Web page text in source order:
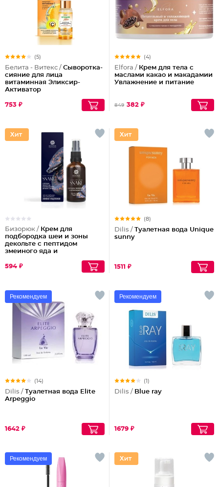
(5)
Белита - Витекс / Сыворотка-
сияние для лица
витаминная Эликсир-
Активатор
753 ₽
(4)
Elfora / Крем для тела с
маслами какао и макадамии
Увлажнение и питание
849 382 ₽
Бизорюк / Крем для
подбородка шеи и зоны
декольте с пептидом
змеиного яда и
594 ₽
(8)
Dilis / Туалетная вода Unique
sunny
1511 ₽
Рекомендуем
(14)
Dilis / Туалетная вода Elite
Arpeggio
1642 ₽
Рекомендуем
(1)
Dilis / Blue ray
1679 ₽
Рекомендуем